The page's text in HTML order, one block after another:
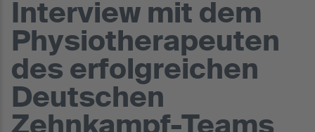
Interview mit dem
Physiotherapeuten
des erfolgreichen
Deutschen